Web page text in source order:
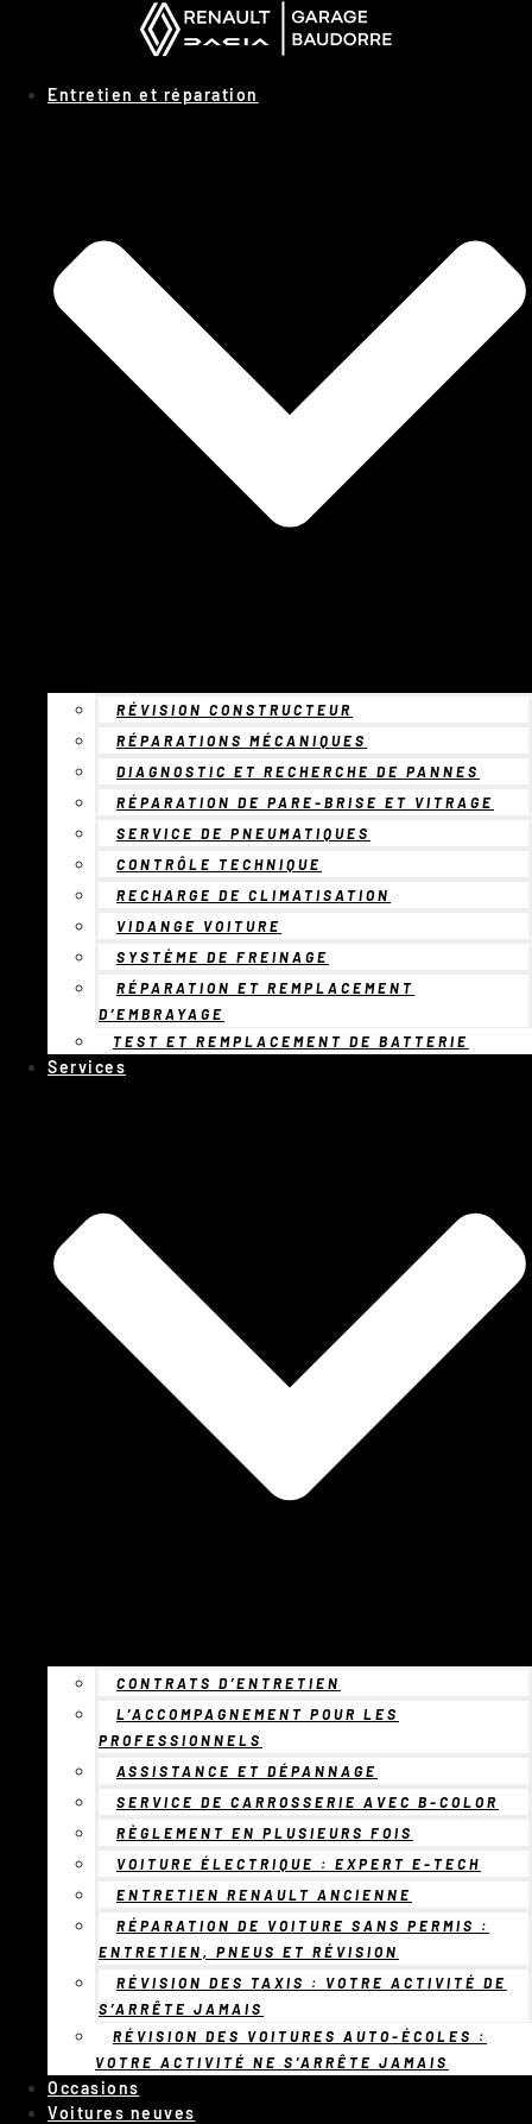
Panneau de gestion des cookies
Entretien et réparation
RÉVISION CONSTRUCTEUR
RÉPARATIONS MÉCANIQUES
DIAGNOSTIC ET RECHERCHE DE PANNES
RÉPARATION DE PARE-BRISE ET VITRAGE
SERVICE DE PNEUMATIQUES
CONTRÔLE TECHNIQUE
RECHARGE DE CLIMATISATION
VIDANGE VOITURE
SYSTÈME DE FREINAGE
RÉPARATION ET REMPLACEMENT
D’EMBRAYAGE
TEST ET REMPLACEMENT DE BATTERIE
Services
CONTRATS D’ENTRETIEN
L’ACCOMPAGNEMENT POUR LES
PROFESSIONNELS
ASSISTANCE ET DÉPANNAGE
SERVICE DE CARROSSERIE AVEC B-COLOR
RÈGLEMENT EN PLUSIEURS FOIS
VOITURE ÉLECTRIQUE : EXPERT E-TECH
ENTRETIEN RENAULT ANCIENNE
RÉPARATION DE VOITURE SANS PERMIS :
ENTRETIEN, PNEUS ET RÉVISION
RÉVISION DES TAXIS : VOTRE ACTIVITÉ DE
S’ARRÊTE JAMAIS
RÉVISION DES VOITURES AUTO-ÉCOLES :
VOTRE ACTIVITÉ NE S’ARRÊTE JAMAIS
Occasions
Voitures neuves